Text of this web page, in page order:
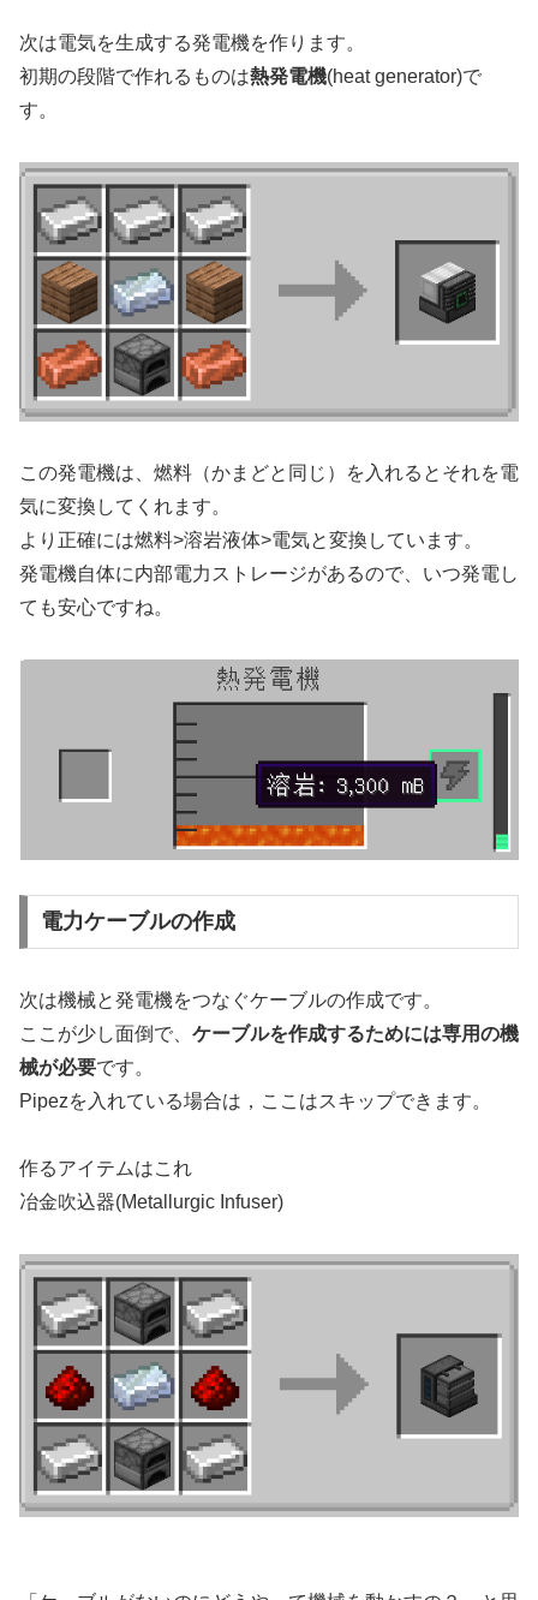
次は電気を生成する発電機を作ります。
初期の段階で作れるものは熱発電機(heat generator)で
す。
この発電機は、燃料（かまどと同じ）を入れるとそれを電
気に変換してくれます。
より正確には燃料>溶岩液体>電気と変換しています。
発電機自体に内部電力ストレージがあるので、いつ発電し
ても安心ですね。
電力ケーブルの作成
次は機械と発電機をつなぐケーブルの作成です。
ここが少し面倒で、 ケーブルを作成するためには専用の機
械が必要です。
Pipezを入れている場合は，ここはスキップできます。
作るアイテムはこれ
冶金吹込器(Metallurgic Infuser)